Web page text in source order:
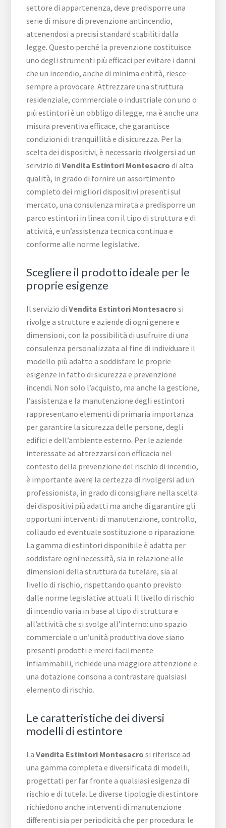
settore di appartenenza, deve predisporre una
serie di misure di prevenzione antincendio,
attenendosi a precisi standard stabiliti dalla
legge. Questo perché la prevenzione costituisce
uno degli strumenti più efficaci per evitare i danni
che un incendio, anche di minima entità, riesce
sempre a provocare. Attrezzare una struttura
residenziale, commerciale o industriale con uno o
più estintori è un obbligo di legge, ma è anche una
misura preventiva efficace, che garantisce
condizioni di tranquillità e di sicurezza. Per la
scelta dei dispositivi, è necessario rivolgersi ad un
servizio diVendita Estintori Montesacro di alta
qualità, in grado di fornire un assortimento
completo dei migliori dispositivi presenti sul
mercato, una consulenza mirata a predisporre un
parco estintori in linea con il tipo di struttura e di
attività, e un’assistenza tecnica continua e
conforme alle norme legislative.
Scegliere il prodotto ideale per le
proprie esigenze
Il servizio diVendita Estintori Montesacro si
rivolge a strutture e aziende di ogni genere e
dimensioni, con la possibilità di usufruire di una
consulenza personalizzata al fine di individuare il
modello più adatto a soddisfare le proprie
esigenze in fatto di sicurezza e prevenzione
incendi. Non solo l’acquisto, ma anche la gestione,
l’assistenza e la manutenzione degli estintori
rappresentano elementi di primaria importanza
per garantire la sicurezza delle persone, degli
edifici e dell’ambiente esterno. Per le aziende
interessate ad attrezzarsi con efficacia nel
contesto della prevenzione del rischio di incendio,
è importante avere la certezza di rivolgersi ad un
professionista, in grado di consigliare nella scelta
dei dispositivi più adatti ma anche di garantire gli
opportuni interventi di manutenzione, controllo,
collaudo ed eventuale sostituzione o riparazione.
La gamma di estintori disponibile è adatta per
soddisfare ogni necessità, sia in relazione alle
dimensioni della struttura da tutelare, sia al
livello di rischio, rispettando quanto previsto
dalle norme legislative attuali. Il livello di rischio
di incendio varia in base al tipo di struttura e
all’attività che si svolge all’interno: uno spazio
commerciale o un’unità produttiva dove siano
presenti prodotti e merci facilmente
infiammabili, richiede una maggiore attenzione e
una dotazione consona a contrastare qualsiasi
elemento di rischio.
Le caratteristiche dei diversi
modelli di estintore
LaVendita Estintori Montesacro si riferisce ad
una gamma completa e diversificata di modelli,
progettati per far fronte a qualsiasi esigenza di
rischio e di tutela. Le diverse tipologie di estintore
richiedono anche interventi di manutenzione
differenti sia per periodicità che per procedura: le